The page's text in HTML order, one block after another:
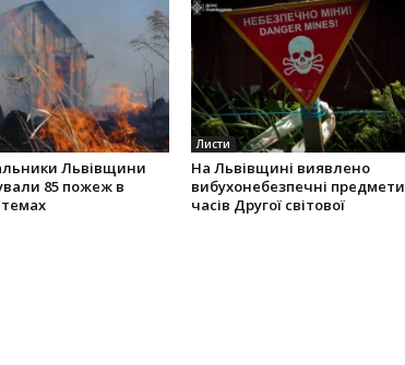
Львівщини
85 пожеж в
Листи
На Львівщині виявлено
вибухонебезпечні предмети
часів Другої світової